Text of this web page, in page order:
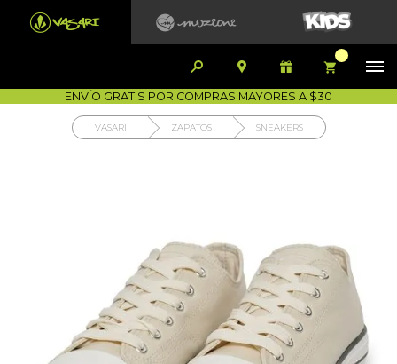
 
   
1700-VASARI (827274) MIS PEDIDOS
COMO COMPRAR DEVOLUCIÓN SIN COSTO
ENVÍO GRATIS POR COMPRAS MAYORES A $30
VASARI ZAPATOS SNEAKERS